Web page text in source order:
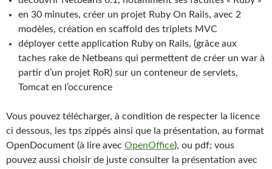
en 30 minutes, créer un projet Ruby On Rails, avec 2
modèles, création en scaffold des triplets MVC
déployer cette application Ruby on Rails, (grâce aux
taches rake de Netbeans qui permettent de créer un war à
partir d’un projet RoR) sur un conteneur de servlets,
Tomcat en l’occurence
Vous pouvez télécharger, à condition de respecter la licence
ci dessous, les tps zippés ainsi que la présentation, au format
OpenDocument (à lire avec OpenOffice), ou pdf; vous
pouvez aussi choisir de juste consulter la présentation avec